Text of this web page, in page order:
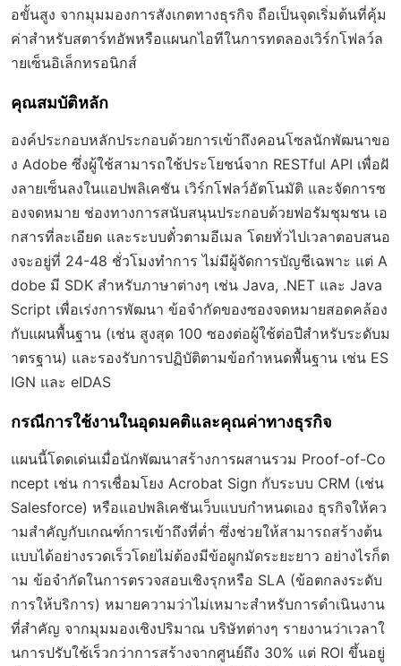
อขั้นสูง จากมุมมองการสังเกตทางธุรกิจ ถือเป็นจุดเริ่มต้นที่คุ้ม
ค่าสำหรับสตาร์ทอัพหรือแผนกไอทีในการทดลองเวิร์กโฟลว์ล
ายเซ็นอิเล็กทรอนิกส์
คุณสมบัติหลัก
องค์ประกอบหลักประกอบด้วยการเข้าถึงคอนโซลนักพัฒนาขอ
ง Adobe ซึ่งผู้ใช้สามารถใช้ประโยชน์จาก RESTful API เพื่อฝั
งลายเซ็นลงในแอปพลิเคชัน เวิร์กโฟลว์อัตโนมัติ และจัดการซ
องจดหมาย ช่องทางการสนับสนุนประกอบด้วยฟอรัมชุมชน เอ
กสารที่ละเอียด และระบบตั๋วตามอีเมล โดยทั่วไปเวลาตอบสนอ
งจะอยู่ที่ 24-48 ชั่วโมงทำการ ไม่มีผู้จัดการบัญชีเฉพาะ แต่ A
dobe มี SDK สำหรับภาษาต่างๆ เช่น Java, .NET และ Java
Script เพื่อเร่งการพัฒนา ข้อจำกัดของซองจดหมายสอดคล้อง
กับแผนพื้นฐาน (เช่น สูงสุด 100 ซองต่อผู้ใช้ต่อปีสำหรับระดับม
าตรฐาน) และรองรับการปฏิบัติตามข้อกำหนดพื้นฐาน เช่น ES
IGN และ eIDAS
กรณีการใช้งานในอุดมคติและคุณค่าทางธุรกิจ
แผนนี้โดดเด่นเมื่อนักพัฒนาสร้างการผสานรวม Proof-of-Co
ncept เช่น การเชื่อมโยง Acrobat Sign กับระบบ CRM (เช่น
Salesforce) หรือแอปพลิเคชันเว็บแบบกำหนดเอง ธุรกิจให้คว
ามสำคัญกับเกณฑ์การเข้าถึงที่ต่ำ ซึ่งช่วยให้สามารถสร้างต้น
แบบได้อย่างรวดเร็วโดยไม่ต้องมีข้อผูกมัดระยะยาว อย่างไรก็ต
าม ข้อจำกัดในการตรวจสอบเชิงรุกหรือ SLA (ข้อตกลงระดับ
การให้บริการ) หมายความว่าไม่เหมาะสำหรับการดำเนินงาน
ที่สำคัญ จากมุมมองเชิงปริมาณ บริษัทต่างๆ รายงานว่าเวลาใ
นการปรับใช้เร็วกว่าการสร้างจากศูนย์ถึง 30% แต่ ROI ขึ้นอยู่